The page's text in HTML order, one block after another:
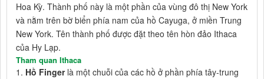
Hoa Kỳ. Thành phố này là một phần của vùng đô thị New York
và nằm trên bờ biển phía nam của hồ Cayuga, ở miền Trung
New York. Tên thành phố được đặt theo tên hòn đảo Ithaca
của Hy Lạp.
Tham quan Ithaca
1. Hồ Fingerlà một chuỗi của các hồ ở phần phía tây-trung